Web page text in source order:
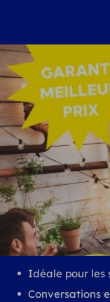
Idéale pour les
Conversations